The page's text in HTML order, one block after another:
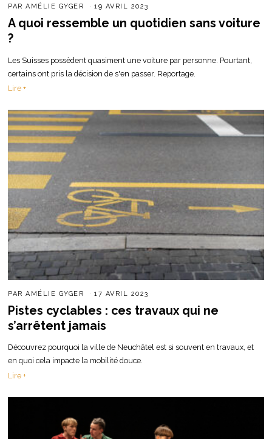
PARAMÉLIE GYGER 19 AVRIL 2023
A quoi ressemble un quotidien sans voiture
?
Les Suisses possèdent quasiment une voiture par personne. Pourtant,
certains ont pris la décision de s'en passer. Reportage.
Lire +
PARAMÉLIE GYGER 17 AVRIL 2023
Pistes cyclables : ces travaux qui ne
s’arrêtent jamais
Découvrez pourquoi la ville de Neuchâtel est si souvent en travaux, et
en quoi cela impacte la mobilité douce.
Lire +